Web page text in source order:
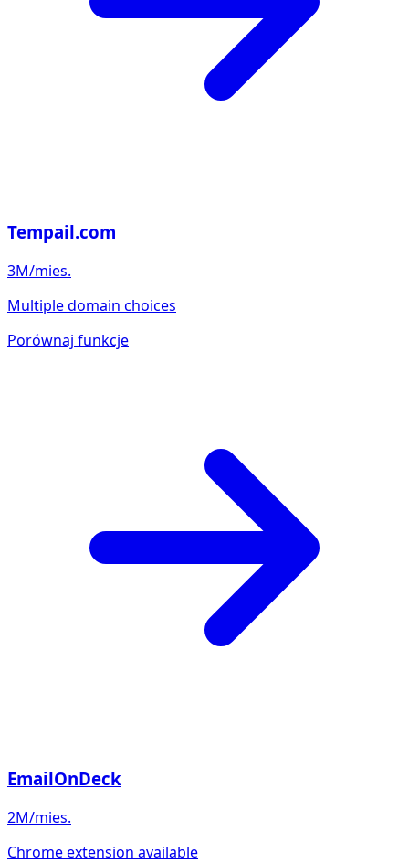
Tempail.com
3M/mies.
Multiple domain choices
Porównaj funkcje
EmailOnDeck
2M/mies.
Chrome extension available